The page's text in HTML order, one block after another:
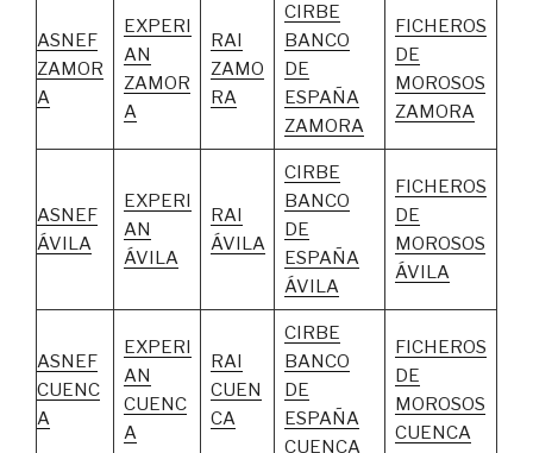
ASNEF
ZAMOR
A
EXPERI
AN
ZAMOR
A
RAI
ZAMO
RA
CIRBE
BANCO
DE
ESPAÑA
ZAMORA
FICHEROS
DE
MOROSOS
ZAMORA
ASNEF
ÁVILA
EXPERI
AN
ÁVILA
RAI
ÁVILA
CIRBE
BANCO
DE
ESPAÑA
ÁVILA
FICHEROS
DE
MOROSOS
ÁVILA
ASNEF
CUENC
A
EXPERI
AN
CUENC
A
RAI
CUEN
CA
CIRBE
BANCO
DE
ESPAÑA
CUENCA
FICHEROS
DE
MOROSOS
CUENCA